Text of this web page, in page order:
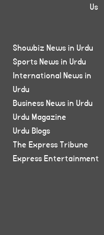
Us
Showbiz News in Urdu
Sports News in Urdu
International News in
Urdu
Business News in Urdu
Urdu Magazine
Urdu Blogs
The Express Tribune
Express Entertainment